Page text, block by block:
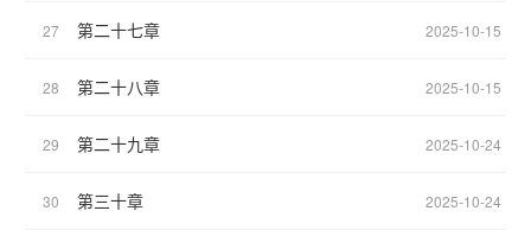
27 第二十七章 2025-10-15
28 第二十八章 2025-10-15
29 第二十九章 2025-10-24
30 第三十章 2025-10-24